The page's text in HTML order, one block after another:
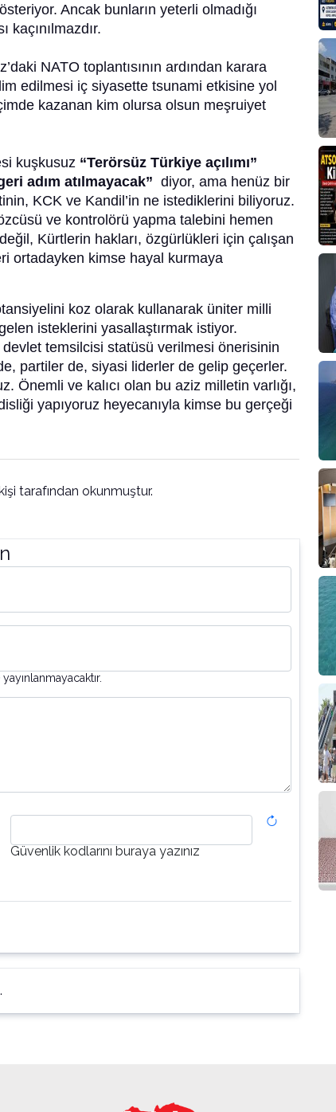
Ancak bunların yeterli olmadığı
kaçınılmazdır.
NATO toplantısının ardından karara
edilmesi iç siyasette tsunami etkisine yol
kazanan kim olursa olsun meşruiyet
kuşkusuz “Terörsüz Türkiye açılımı”
adım atılmayacak” diyor, ama henüz bir
KCK ve Kandil’in ne istediklerini biliyoruz.
ve kontrolörü yapma talebini hemen
Kürtlerin hakları, özgürlükleri için çalışan
ortadayken kimse hayal kurmaya
koz olarak kullanarak üniter milli
isteklerini yasallaştırmak istiyor.
temsilcisi statüsü verilmesi önerisinin
partiler de, siyasi liderler de gelip geçerler.
Önemli ve kalıcı olan bu aziz milletin varlığı,
yapıyoruz heyecanıyla kimse bu gerçeği
tarafından okunmuştur.
Güvenlik kodlarını buraya yazınız